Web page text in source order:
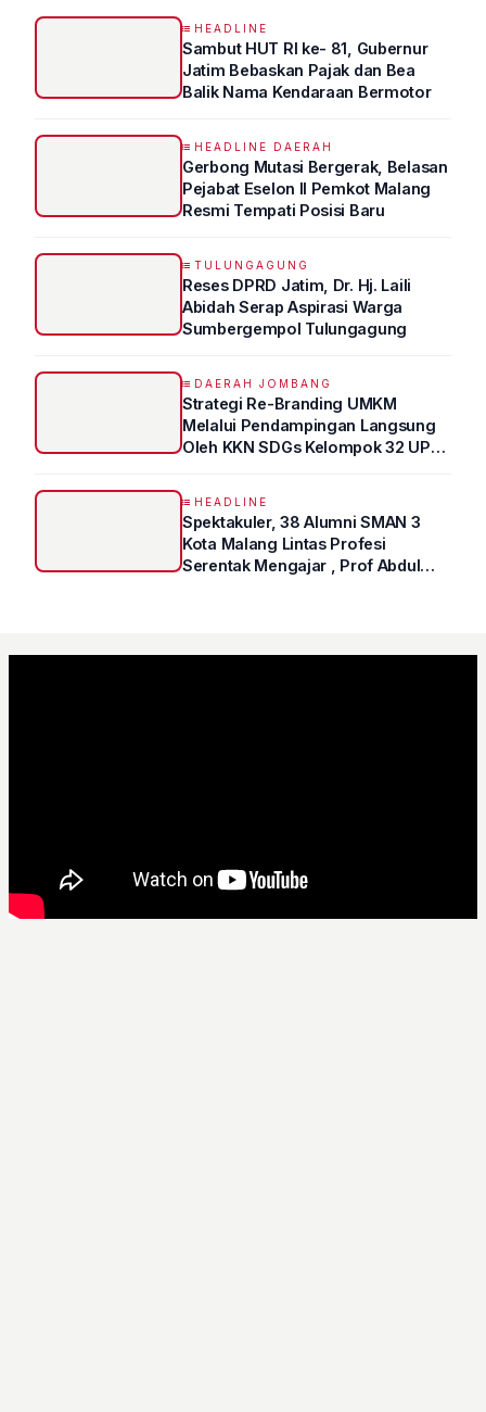
HEADLINE
Sambut HUT RI ke- 81, Gubernur
Jatim Bebaskan Pajak dan Bea
Balik Nama Kendaraan Bermotor
HEADLINE DAERAH
Gerbong Mutasi Bergerak, Belasan
Pejabat Eselon II Pemkot Malang
Resmi Tempati Posisi Baru
TULUNGAGUNG
Reses DPRD Jatim, Dr. Hj. Laili
Abidah Serap Aspirasi Warga
Sumbergempol Tulungagung
DAERAH JOMBANG
Strategi Re-Branding UMKM
Melalui Pendampingan Langsung
Oleh KKN SDGs Kelompok 32 UPN
HEADLINE
Spektakuler, 38 Alumni SMAN 3
Kota Malang Lintas Profesi
Serentak Mengajar , Prof Abdul